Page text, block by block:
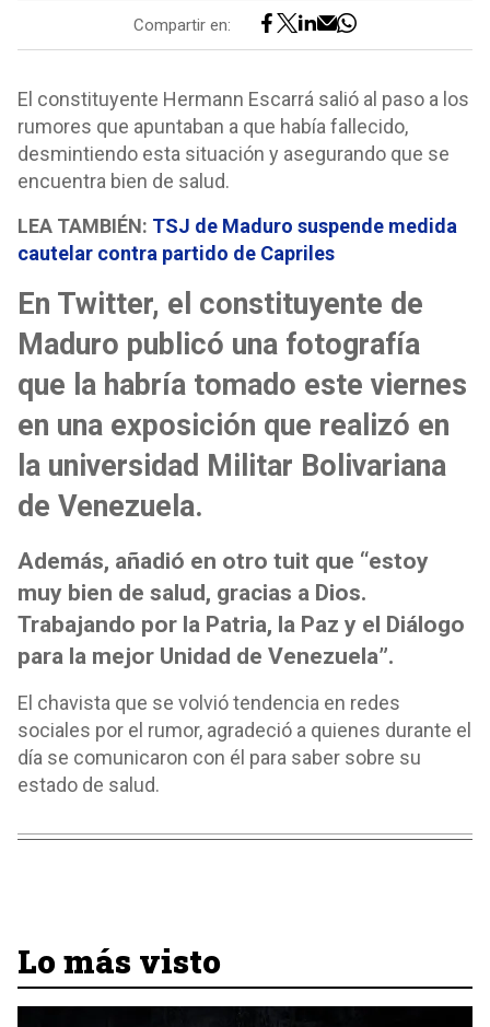
Compartir en:
El constituyente Hermann Escarrá salió al paso a los
rumores que apuntaban a que había fallecido,
desmintiendo esta situación y asegurando que se
encuentra bien de salud.
LEA TAMBIÉN: TSJ de Maduro suspende medida
cautelar contra partido de Capriles
En Twitter, el constituyente de
Maduro publicó una fotografía
que la habría tomado este viernes
en una exposición que realizó en
la universidad Militar Bolivariana
de Venezuela.
Además, añadió en otro tuit que “estoy
muy bien de salud, gracias a Dios.
Trabajando por la Patria, la Paz y el Diálogo
para la mejor Unidad de Venezuela”.
El chavista que se volvió tendencia en redes
sociales por el rumor, agradeció a quienes durante el
día se comunicaron con él para saber sobre su
estado de salud.
Lo más visto